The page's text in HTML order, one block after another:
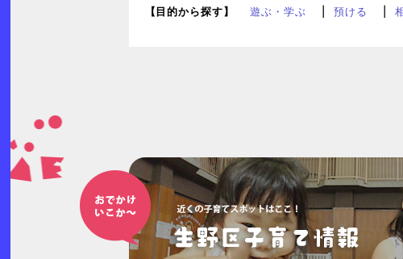
【目的から探す】 遊ぶ・学ぶ 預ける